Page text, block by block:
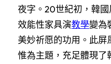
夜字。20世紀初，韓
效能性家具演教學變為
美妙祈愿的功用。此
惟為主題，充足體現了